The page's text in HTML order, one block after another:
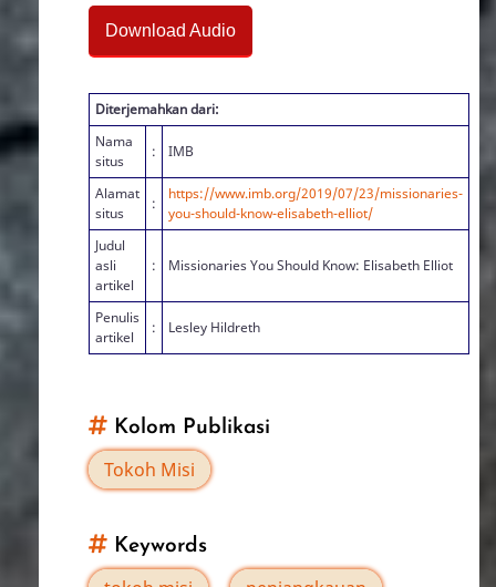
Download Audio
Diterjemahkan dari:
Nama
situs
: IMB
Alamat
situs
:
https://www.imb.org/2019/07/23/missionaries-
you-should-know-elisabeth-elliot/
Judul
asli
artikel
: Missionaries You Should Know: Elisabeth Elliot
Penulis
artikel
: Lesley Hildreth
Kolom Publikasi
Tokoh Misi
Keywords